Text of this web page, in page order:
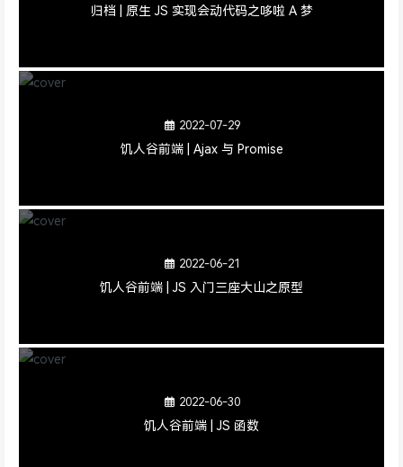
归档 | 原生 JS 实现会动代码之哆啦 A 梦
2022-07-29
饥人谷前端 | Ajax 与 Promise
2022-06-21
饥人谷前端 | JS 入门三座大山之原型
2022-06-30
饥人谷前端 | JS 函数